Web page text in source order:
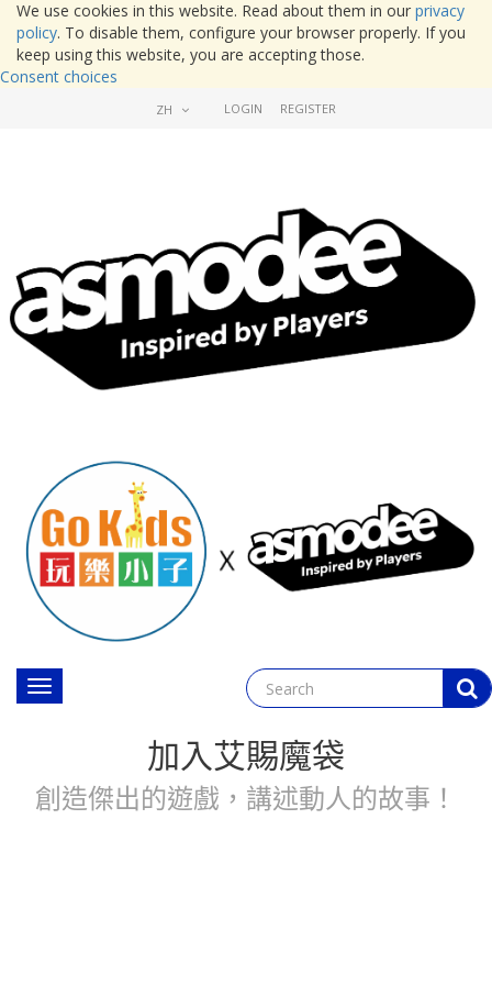
We use cookies in this website. Read about them in our privacy
policy. To disable them, configure your browser properly. If you
keep using this website, you are accepting those.
Consent choices
ZH LOGIN REGISTER
Toggle
navigation
加入艾賜魔袋
創造傑出的遊戲，講述動人的故事！